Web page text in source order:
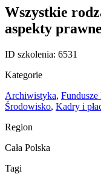
Wszystkie
aspekty
ID szkolenia: 6531
Kategorie
Archiwistyka,
Środowisko, Kadry i
Region
Cała Polska
Tagi